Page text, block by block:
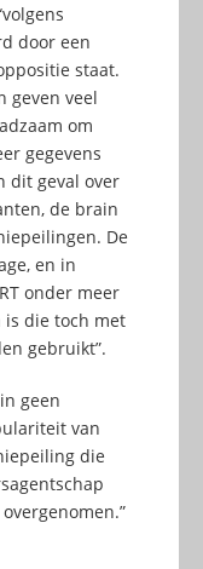
door een
staat.
geven veel
om
gegevens
dit geval over
de brain
De
en in
onder meer
die toch met
gebruikt”.
geen
van
die